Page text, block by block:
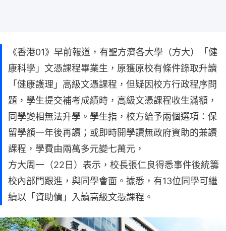
《香港01》早前報道，有聖方濟各大學（方大）「健
康科學」文憑課程畢業生，原獲原校有條件錄取升讀
「健康護理」高級文憑課程，但疑因校方行政程序問
題，學生提交補考成績時，高級文憑課程收生滿額，
同學變相無法升學。學生指，校方給予兩個選項：保
留學額一年後再讀；或即時開學讀無政府資助的兼讀
課程，學費由兩萬多元變七萬元，
方大周一（22日）表示，校長張仁良得悉事件後統籌
校內部門跟進，與同學會面。據悉，有13位同學可繼
續以「資助價」入讀高級文憑課程。